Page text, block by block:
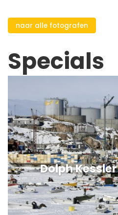
naar alle fotografen
Specials
Dolph